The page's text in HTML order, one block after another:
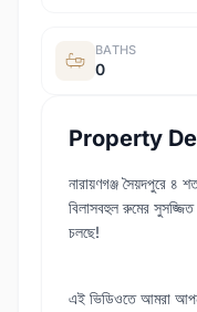
BATHS
0
Property
নারায়ণগঞ্জ সৈয়দপুরে ৪
বিলাসবহুল রুমের সুসজ্জিত
চলছে!
এই ভিডিওতে আমরা